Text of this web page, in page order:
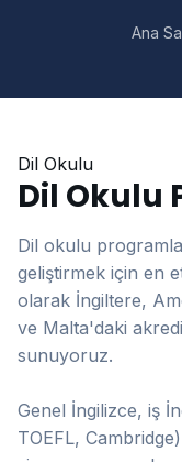
Ana
Dil Okulu
Dil Okulu
Dil okulu
geliştirmek için en
olarak İngiltere,
ve Malta'daki
sunuyoruz.
Genel İngilizce, iş
TOEFL,